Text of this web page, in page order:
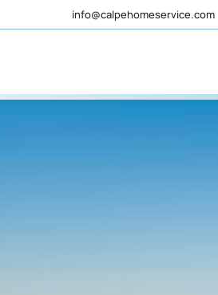
info@calpehomeservice.com